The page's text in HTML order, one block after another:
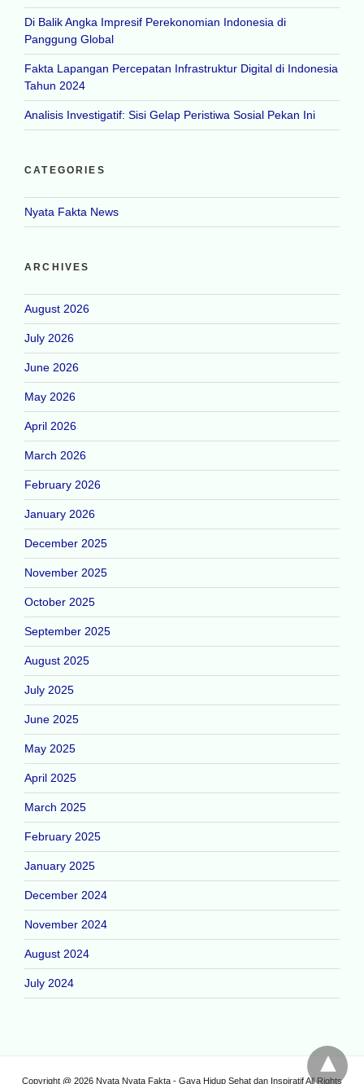
Di Balik Angka Impresif Perekonomian Indonesia di
Panggung Global
Fakta Lapangan Percepatan Infrastruktur Digital di Indonesia
Tahun 2024
Analisis Investigatif: Sisi Gelap Peristiwa Sosial Pekan Ini
CATEGORIES
Nyata Fakta News
ARCHIVES
August 2026
July 2026
June 2026
May 2026
April 2026
March 2026
February 2026
January 2026
December 2025
November 2025
October 2025
September 2025
August 2025
July 2025
June 2025
May 2025
April 2025
March 2025
February 2025
January 2025
December 2024
November 2024
August 2024
July 2024
Copyright @ 2026 Nyata Nyata Fakta - Gaya Hidup Sehat dan Inspiratif All Rights